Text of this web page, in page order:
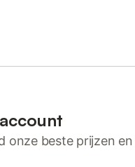
onze beste prijzen